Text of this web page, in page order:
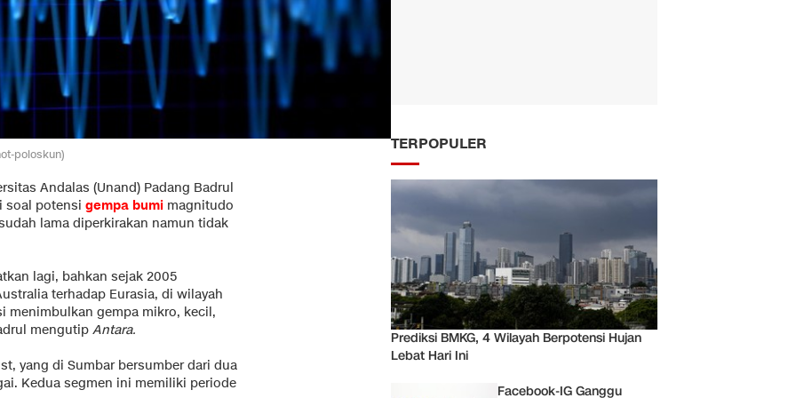
poloskun)
Andalas (Unand) Padang Badrul
soal potensi gempa bumi magnitudo
lama diperkirakan namun tidak
lagi, bahkan sejak 2005
terhadap Eurasia, di wilayah
menimbulkan gempa mikro, kecil,
mengutip Antara.
yang di Sumbar bersumber dari dua
Kedua segmen ini memiliki periode
TERPOPULER
Prediksi BMKG, 4 Wilayah Berpotensi Hujan
Lebat Hari Ini
Facebook-IG Ganggu